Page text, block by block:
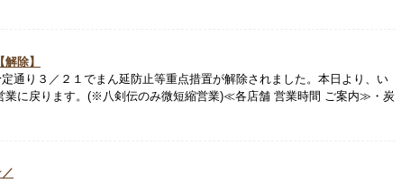
除】
通り３／２１でまん延防止等重点措置が解除されました。本日より、い
業に戻ります。(※八剣伝のみ微短縮営業)≪各店舗 営業時間 ご案内≫・炭